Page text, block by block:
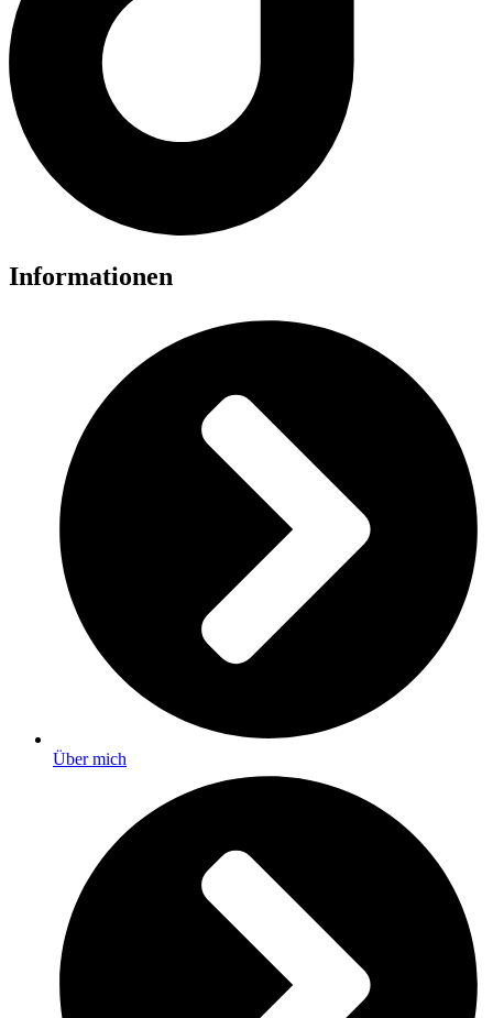
Informationen
Über mich